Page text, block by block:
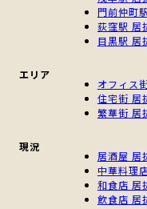
門前仲町
荻窪駅 居
目黒駅 居
エリア
オフィス
住宅街 居
繁華街 居
現況
居酒屋 居
中華料理
和食店 居
飲食店 居